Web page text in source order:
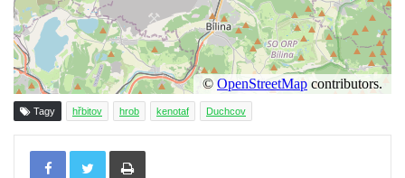
Dolním Podluží
Kenotaf Leopolda Malata na hřbitově v
Dolním Podluží
Kenotaf Antona Klause na hřbitově v
Dolním Podluží
Dolním Podluží
Tagy hřbitov hrob kenotaf Duchcov
Tisknout